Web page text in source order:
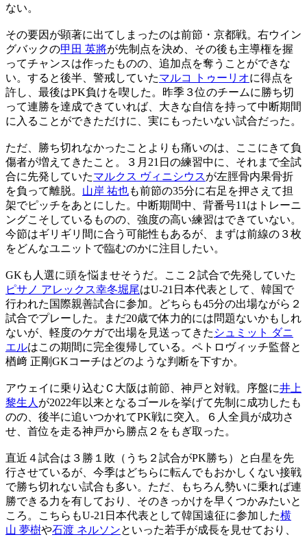
ない。
その要因が顕著に出てしまったのは前節・京都戦。右ウイン
グバックの甲田 英將が先制点を決め、その後も主導権を握
ってチャンスは作ったものの、追加点を奪うことができな
い。すると後半、警戒していたマルコ トゥーリオに得点を
許し、最後はPK負けを喫した。昨季３位のチームに勝ち切
って連勝を達成できていれば、大きな自信を持って中断期間
に入ることができただけに、実にもったいない試合だった。
ただ、勝ち切れなかったことよりも痛いのは、ここにきて負
傷者が増えてきたこと。３月21日の練習中に、それまで全試
合に先発していたマルクス ヴィニシウスが左脛骨内果骨折
を負って離脱。 山岸 祐也も前節の35分に右足を押さえて担
架でピッチをあとにした。中断期間中、背番号11はトレーニ
ングこそしているものの、強度の高い練習はできていない。
今節はギリギリ間に合う可能性もあるが、まずは前線の３枚
をどんなユニットで臨むのかに注目したい。
GKも人選に頭を悩ませそうだ。ここ２試合で先発していた
ピサノ アレックス幸冬堀尾はU-21日本代表として、韓国で
行われた国際親善試合に参加。どちらも45分の出場ながら２
試合でプレーした。まだ20歳で体力的には問題ないかもしれ
ないが、軽度のケガで出場を見送ってきた シュミット ダニ
エルはこの期間に完全復帰している。ペトロヴィッチ監督と
楢﨑 正剛GKコーチはどのような判断を下すか。
アウェイに乗り込むＣ大阪は前節、神戸と対戦。序盤に井上
黎生人 が2022年以来となるゴールを挙げて先制に成功したも
のの、後半に追いつかれてPK戦に突入。６人全員が成功さ
せ、首位を走る神戸から勝点２をもぎ取った。
直近４試合は３勝１敗（うち２試合がPK勝ち）と白星を先
行させているが、今季はどちらに転んでもおかしくない接戦
で勝ち切れない試合も多い。ただ、もちろん勢いに乗れば連
勝できる力を有しており、そのきっかけを早くつかみたいと
ころ。こちらもU-21日本代表として韓国遠征に参加した横
山 夢樹や石渡 ネルソンといった若手が成長を見せており、